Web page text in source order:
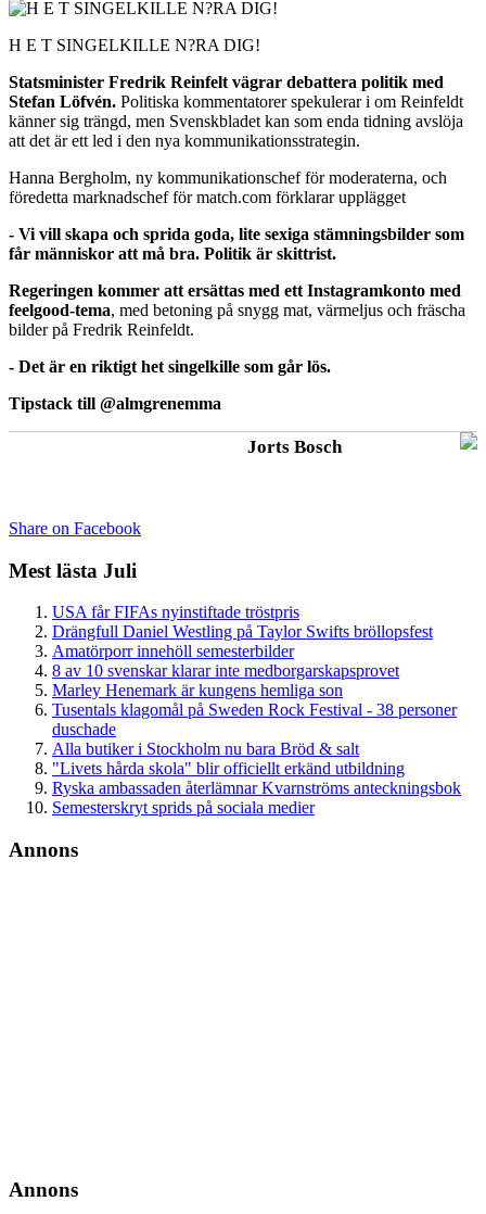
H E T SINGELKILLE N?RA DIG!
Statsminister Fredrik Reinfelt vägrar debattera politik med
Stefan Löfvén. Politiska kommentatorer spekulerar i om Reinfeldt
känner sig trängd, men Svenskbladet kan som enda tidning avslöja
att det är ett led i den nya kommunikationsstrategin.
Hanna Bergholm, ny kommunikationschef för moderaterna, och
föredetta marknadschef för match.com förklarar upplägget
- Vi vill skapa och sprida goda, lite sexiga stämningsbilder som
får människor att må bra. Politik är skittrist.
Regeringen kommer att ersättas med ett Instagramkonto med
feelgood-tema, med betoning på snygg mat, värmeljus och fräscha
bilder på Fredrik Reinfeldt.
- Det är en riktigt het singelkille som går lös.
Tipstack till @almgrenemma
Jorts Bosch
Share on Facebook
Mest lästa Juli
USA får FIFAs nyinstiftade tröstpris
Drängfull Daniel Westling på Taylor Swifts bröllopsfest
Amatörporr innehöll semesterbilder
8 av 10 svenskar klarar inte medborgarskapsprovet
Marley Henemark är kungens hemliga son
Tusentals klagomål på Sweden Rock Festival - 38 personer
duschade
Alla butiker i Stockholm nu bara Bröd & salt
"Livets hårda skola" blir officiellt erkänd utbildning
Ryska ambassaden återlämnar Kvarnströms anteckningsbok
Semesterskryt sprids på sociala medier
Annons
Annons